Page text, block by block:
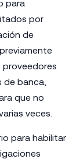
para
por
de
proveedores
banca,
que no
veces.
para habilitar